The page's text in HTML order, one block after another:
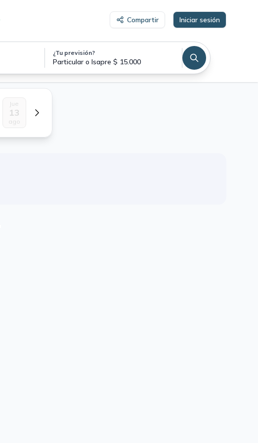
Compartir Iniciar sesión
¿Tu previsión?
Particular o Isapre $ 15.000
Jue
13
ago